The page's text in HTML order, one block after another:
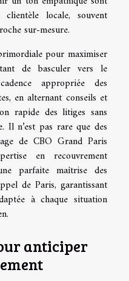
locale, souvent
sur-mesure.
pour maximiser
de basculer vers le
appropriée des
en alternant conseils et
rapide des litiges sans
Il n’est pas rare que des
de CBO Grand Paris
en recouvrement
parfaite maîtrise des
de Paris, garantissant
à chaque situation
anticiper